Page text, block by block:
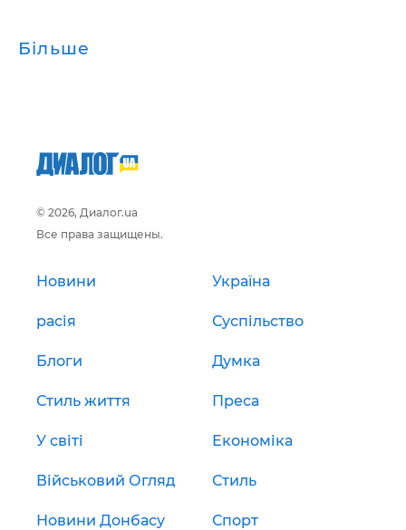
Більше
© 2026, Диалог.ua
Все права защищены.
Новини Україна
расія Суспільство
Блоги Думка
Стиль життя Преса
У світі Економіка
Військовий Огляд Стиль
Новини Донбасу Спорт